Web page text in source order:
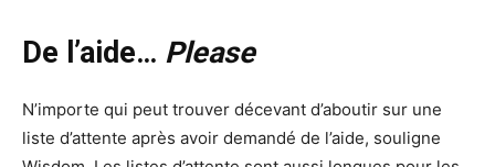
De l’aide… Please
N’importe qui peut trouver décevant d’aboutir sur une
liste d’attente après avoir demandé de l’aide, souligne